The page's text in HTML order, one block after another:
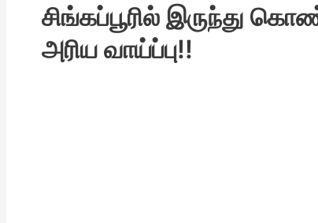
சிங்கப்பூரில் இருந்து
அரிய வாய்ப்பு!!